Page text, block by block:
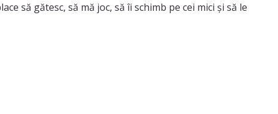
să gătesc, să mă joc, să îi schimb pe cei mici și să le